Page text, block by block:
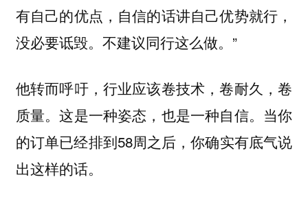
有自己的优点，自信的话讲自己优势就行，
没必要诋毁。不建议同行这么做。”
他转而呼吁，行业应该卷技术，卷耐久，卷
质量。这是一种姿态，也是一种自信。当你
的订单已经排到58周之后，你确实有底气说
出这样的话。